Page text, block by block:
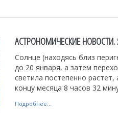
АСТРОНОМИЧЕСКИЕ НОВОСТИ.
Солнце (находясь близ
до 20 января, а затем
светила постепенно
концу месяца 8 часов 32
Подробнее...